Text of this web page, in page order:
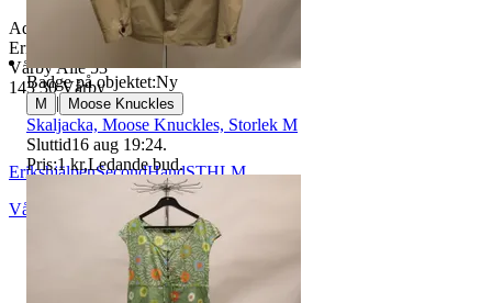
Adress för retur/återköp:
Erikshjälpen Second Hand
Vårby Allé 53
143 30 Vårby
ErikshjälpenSecondHandSTHLM
Vårby
Badge på objektet:Ny
M | Moose Knuckles
Skaljacka, Moose Knuckles, Storlek M
Sluttid16 aug 19:24.
Pris:1 kr,Ledande bud.